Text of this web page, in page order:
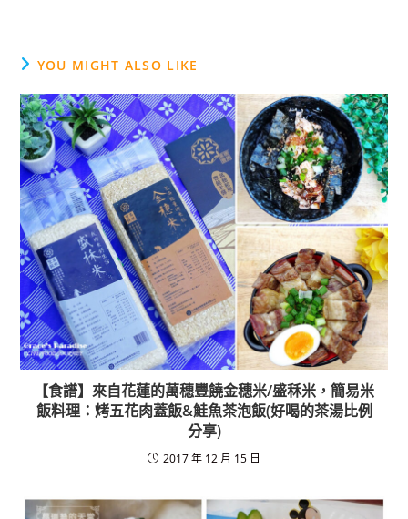
e
b
o
o
k
YOU MIGHT ALSO LIKE
【食譜】來自花蓮的萬穗豐饒金穗米/盛秝米，簡易米
飯料理：烤五花肉蓋飯&鮭魚茶泡飯(好喝的茶湯比例
分享)
2017 年 12 月 15 日